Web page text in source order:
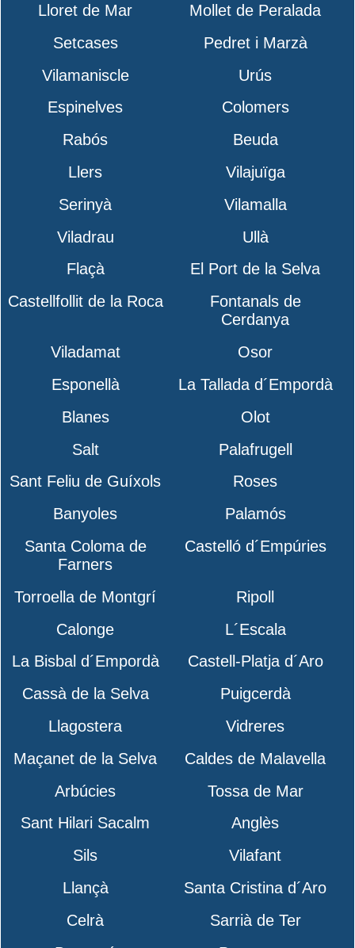
Lloret de Mar
Mollet de Peralada
Setcases
Pedret i Marzà
Vilamaniscle
Urús
Espinelves
Colomers
Rabós
Beuda
Llers
Vilajuïga
Serinyà
Vilamalla
Viladrau
Ullà
Flaçà
El Port de la Selva
Castellfollit de la Roca
Fontanals de
Cerdanya
Viladamat
Osor
Esponellà
La Tallada d´Empordà
Blanes
Olot
Salt
Palafrugell
Sant Feliu de Guíxols
Roses
Banyoles
Palamós
Santa Coloma de
Farners
Castelló d´Empúries
Torroella de Montgrí
Ripoll
Calonge
L´Escala
La Bisbal d´Empordà
Castell-Platja d´Aro
Cassà de la Selva
Puigcerdà
Llagostera
Vidreres
Maçanet de la Selva
Caldes de Malavella
Arbúcies
Tossa de Mar
Sant Hilari Sacalm
Anglès
Sils
Vilafant
Llançà
Santa Cristina d´Aro
Celrà
Sarrià de Ter